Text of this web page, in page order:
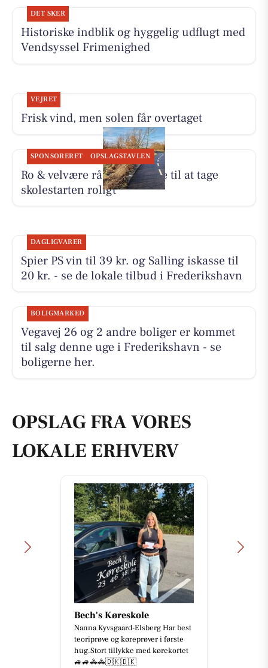
DET SKER
Historiske indblik og hyggelig udflugt med
Vendsyssel Frimenighed
VEJRET
Frisk vind, men solen får overtaget
SPONSORERET OPSLAGSTAVLEN
Ro & velvære råder forældre til at tage
skolestarten roligt
DAGLIGVARER
Spier PS vin til 39 kr. og Salling iskasse til
20 kr. - se de lokale tilbud i Frederikshavn
BOLIGMARKED
Vegavej 26 og 2 andre boliger er kommet
til salg denne uge i Frederikshavn - se
boligerne her.
OPSLAG FRA VORES
LOKALE ERHVERV
Bech's Køreskole
Nanna Kyvsgaard-Elsberg Har best
teoriprøve og køreprøver i første
hug.Stort tillykke med kørekortet
🚙🚙🚓🚓🇩🇰🇩🇰